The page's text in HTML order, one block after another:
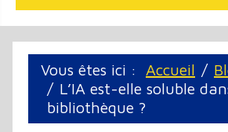
Vous êtes ici : Accueil
L’IA est-elle soluble
bibliothèque ?